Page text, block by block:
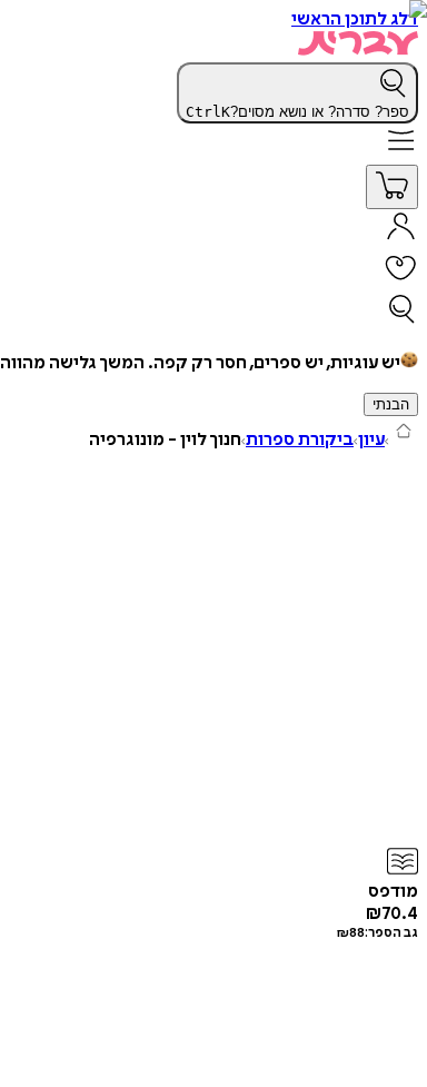
דלג לתוכן הראשי
ספר? סדרה? או נושא מסוים? CtrlK
יש עוגיות, יש ספרים, חסר רק קפה. המשך גלישה מהווה
הבנתי
עיון ביקורת ספרות חנוך לוין - מונוגרפיה
מודפס
₪70.4
גב הספר: ₪88